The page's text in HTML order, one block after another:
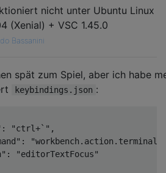
nicht unter Ubuntu Linux
(Xenial) + VSC 1.45.0
Bassanini
spät zum Spiel, aber ich habe
keybindings.json :
"ctrl+`",
"editorTextFocus"